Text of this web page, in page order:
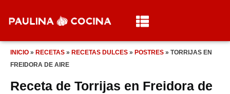
INICIO » RECETAS » RECETAS DULCES » POSTRES » TORRIJAS EN
FREIDORA DE AIRE
Receta de Torrijas en Freidora de